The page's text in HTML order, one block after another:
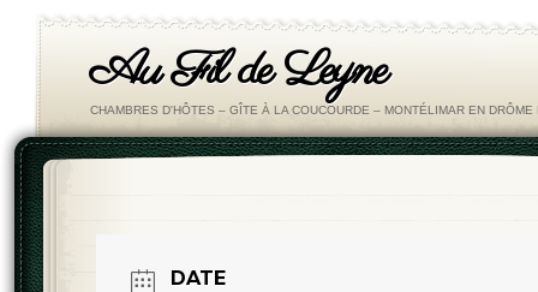
Au Fil de Leyne
CHAMBRES D'HÔTES – GÎTE À LA COUCOURDE – MONTÉLIMAR EN DRÔME
DATE